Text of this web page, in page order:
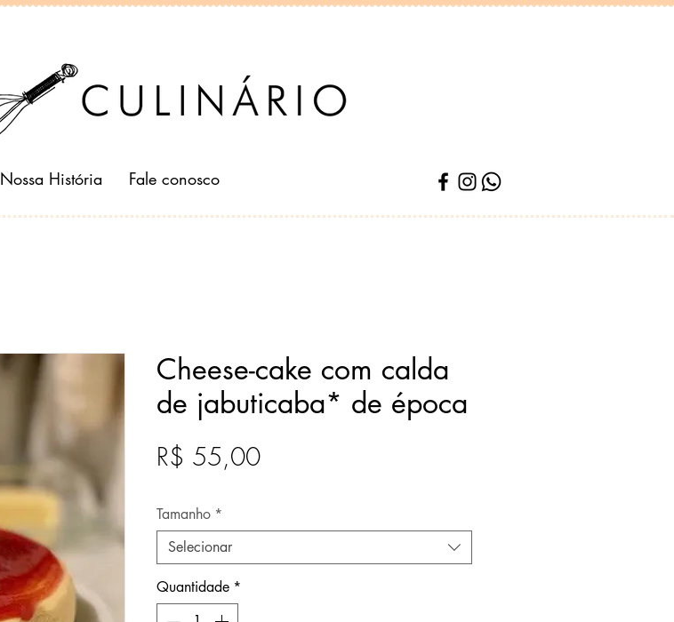
Nossa História Fale conosco
Cheese-cake com calda
de jabuticaba* de época
R$ 55,00Preço
Tamanho *
Selecionar
Quantidade *